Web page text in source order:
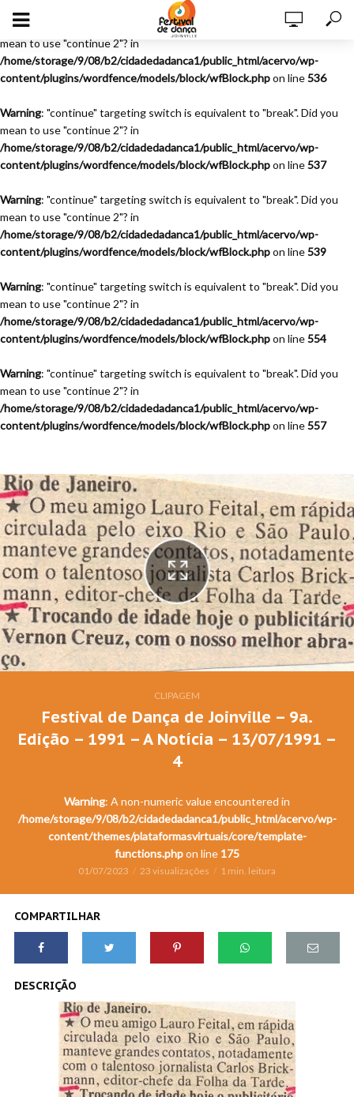
Warning
: "continue" targeting switch is equivalent to "break". Did you
mean to use "continue 2"? in
/home/storage/9/08/b2/cidadedadanca1/public_html/acervo/wp-
content/plugins/wordfence/models/block/wfBlock.phpon line536
Warning: "continue" targeting switch is equivalent to "break". Did you
mean to use "continue 2"? in
/home/storage/9/08/b2/cidadedadanca1/public_html/acervo/wp-
content/plugins/wordfence/models/block/wfBlock.phpon line537
Warning: "continue" targeting switch is equivalent to "break". Did you
mean to use "continue 2"? in
/home/storage/9/08/b2/cidadedadanca1/public_html/acervo/wp-
content/plugins/wordfence/models/block/wfBlock.phpon line539
Warning: "continue" targeting switch is equivalent to "break". Did you
mean to use "continue 2"? in
/home/storage/9/08/b2/cidadedadanca1/public_html/acervo/wp-
content/plugins/wordfence/models/block/wfBlock.phpon line554
Warning: "continue" targeting switch is equivalent to "break". Did you
mean to use "continue 2"? in
/home/storage/9/08/b2/cidadedadanca1/public_html/acervo/wp-
content/plugins/wordfence/models/block/wfBlock.phpon line557
Festival de Dança de Joinville - 9a. Edição - 1991
CLIPAGEM
Festival de Dança de Joinville – 9a.
Edição – 1991 – A Notícia – 13/07/1991 –
4
Warning: A non-numeric value encountered in
/home/storage/9/08/b2/cidadedadanca1/public_html/acervo/wp-
content/themes/plataformasvirtuais/core/template-
functions.phpon line 175
01/07/2023 23 visualizações 1 min. leitura
COMPARTILHAR
DESCRIÇÃO